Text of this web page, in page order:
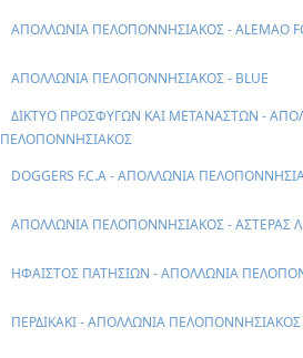
ΑΠΟΛΛΩΝΙΑ ΠΕΛΟΠΟΝΝΗΣΙΑΚΟΣ - ALEMAO
ΑΠΟΛΛΩΝΙΑ ΠΕΛΟΠΟΝΝΗΣΙΑΚΟΣ - BLUE
ΔΙΚΤΥΟ ΠΡΟΣΦΥΓΩΝ ΚΑΙ ΜΕΤΑΝΑΣΤΩΝ -
ΠΕΛΟΠΟΝΝΗΣΙΑΚΟΣ
DOGGERS F.C.A - ΑΠΟΛΛΩΝΙΑ
ΑΠΟΛΛΩΝΙΑ ΠΕΛΟΠΟΝΝΗΣΙΑΚΟΣ - ΑΣΤΕΡΑΣ
ΗΦΑΙΣΤΟΣ ΠΑΤΗΣΙΩΝ - ΑΠΟΛΛΩΝΙΑ
ΠΕΡΔΙΚΑΚΙ - ΑΠΟΛΛΩΝΙΑ ΠΕΛΟΠΟΝΝΗΣΙΑΚΟΣ